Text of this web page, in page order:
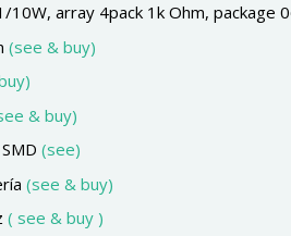
10W, array 4pack 1k Ohm, package
(see & buy)
& buy)
(see)
(see & buy)
( see & buy )